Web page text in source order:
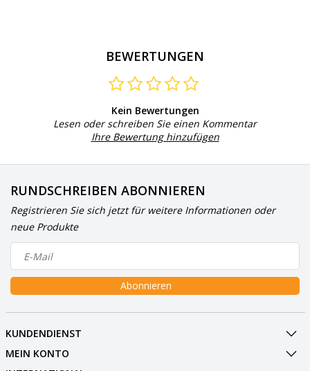
BEWERTUNGEN
Kein Bewertungen
Lesen oder schreiben Sie einen Kommentar
Ihre Bewertung hinzufügen
RUNDSCHREIBEN ABONNIEREN
Registrieren Sie sich jetzt für weitere Informationen oder
neue Produkte
Abonnieren
KUNDENDIENST
MEIN KONTO